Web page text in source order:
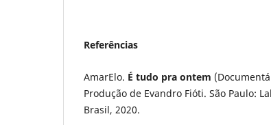
Referências
AmarElo. É tudo pra ontem
Produção de Evandro Fióti. São Paulo:
Brasil, 2020.